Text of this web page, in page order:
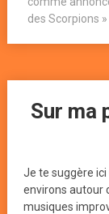
des Scorpions »
Sur ma
Je te suggère
environs autour
musiques